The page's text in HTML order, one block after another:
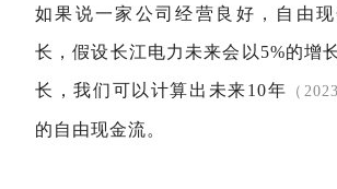
如果说一家公司经营良好，自由
长，假设长江电力未来会以5%的增
长，我们可以计算出未来10年 （
的自由现金流。